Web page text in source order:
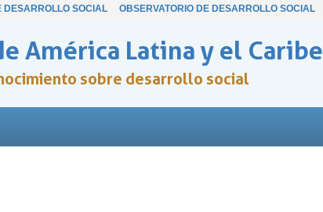
DESARROLLO SOCIAL OBSERVATORIO DE DESARROLLO SOCIAL
América Latina y el Caribe
sobre desarrollo social